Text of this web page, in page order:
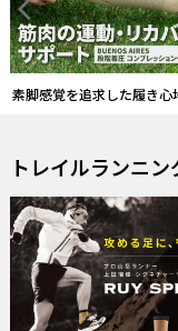
上田瑠偉シグネチャーモデ
ウルトラマラソン